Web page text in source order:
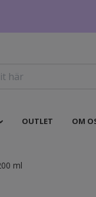
OUTLET OM
ml